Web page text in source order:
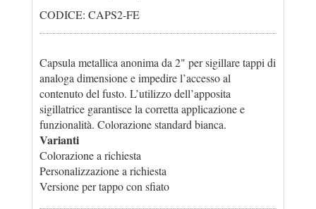
CODICE: CAPS2-FE
Capsula metallica anonima da 2" per sigillare tappi di
analoga dimensione e impedire l’accesso al
contenuto del fusto. L’utilizzo dell’apposita
sigillatrice garantisce la corretta applicazione e
funzionalità. Colorazione standard bianca.
Varianti
Colorazione a richiesta
Personalizzazione a richiesta
Versione per tappo con sfiato